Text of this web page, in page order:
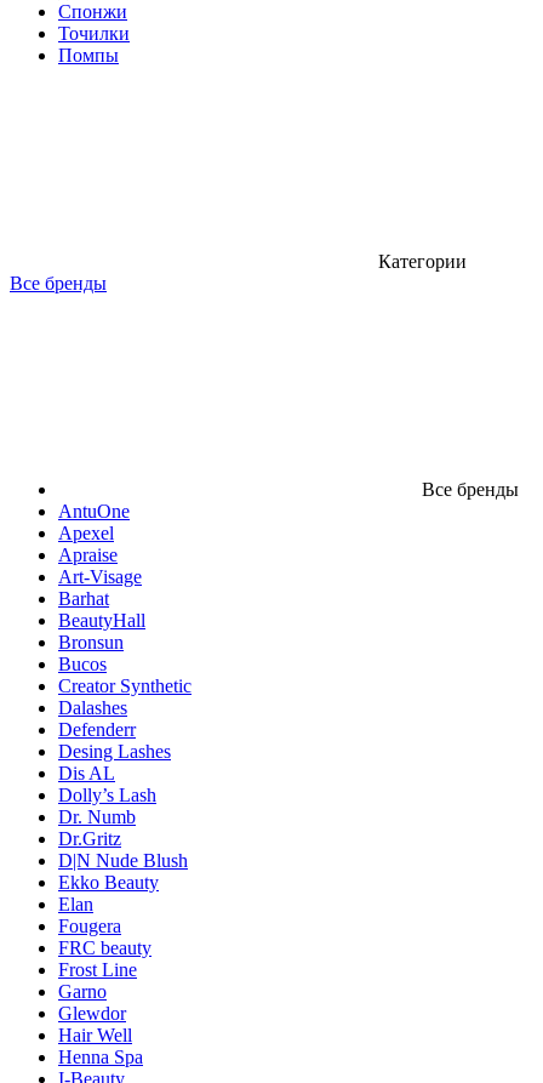
Спонжи
Точилки
Помпы
Категории
Все бренды
Все бренды
AntuOne
Apexel
Apraise
Art-Visage
Barhat
BeautyHall
Bronsun
Bucos
Creator Synthetic
Dalashes
Defenderr
Desing Lashes
Dis AL
Dolly’s Lash
Dr. Numb
Dr.Gritz
D|N Nude Blush
Ekko Beauty
Elan
Fougera
FRC beauty
Frost Line
Garno
Glewdor
Hair Well
Henna Spa
I-Beauty